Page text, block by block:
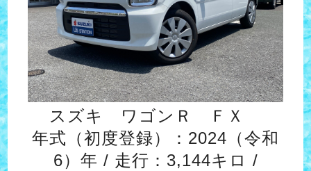
スズキ ワゴンＲ ＦＸ
年式（初度登録）：2024（令和
6）年 / 走行：3,144キロ /